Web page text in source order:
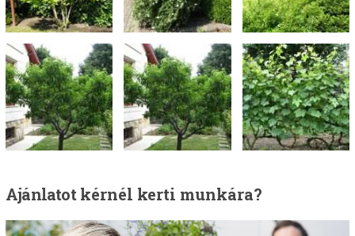
Ajánlatotkérnél kerti munkára?